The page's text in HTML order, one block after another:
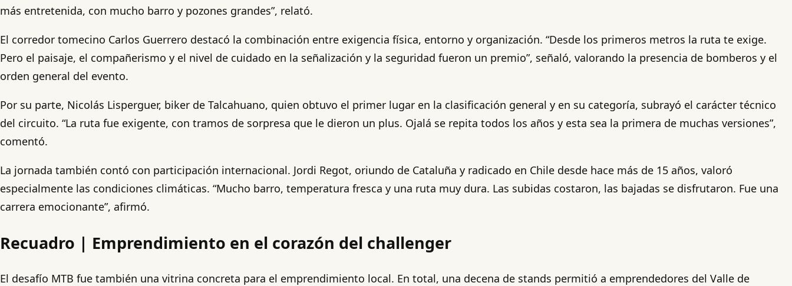
más entretenida, con mucho barro y pozones grandes”, relató.
El corredor tomecino Carlos Guerrero destacó la combinación entre exigencia física, entorno y organización. “Desde los primeros metros la ruta te exige.
Pero el paisaje, el compañerismo y el nivel de cuidado en la señalización y la seguridad fueron un premio”, señaló, valorando la presencia de bomberos y el
orden general del evento.
Por su parte, Nicolás Lisperguer, biker de Talcahuano, quien obtuvo el primer lugar en la clasificación general y en su categoría, subrayó el carácter técnico
del circuito. “La ruta fue exigente, con tramos de sorpresa que le dieron un plus. Ojalá se repita todos los años y esta sea la primera de muchas versiones”,
comentó.
La jornada también contó con participación internacional. Jordi Regot, oriundo de Cataluña y radicado en Chile desde hace más de 15 años, valoró
especialmente las condiciones climáticas. “Mucho barro, temperatura fresca y una ruta muy dura. Las subidas costaron, las bajadas se disfrutaron. Fue una
carrera emocionante”, afirmó.
Recuadro | Emprendimiento en el corazón del challenger
El desafío MTB fue también una vitrina concreta para el emprendimiento local. En total, una decena de stands permitió a emprendedores del Valle de